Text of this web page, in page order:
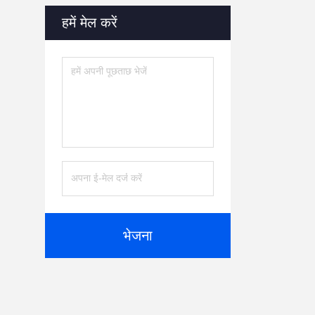
हमें मेल करें
भेजना